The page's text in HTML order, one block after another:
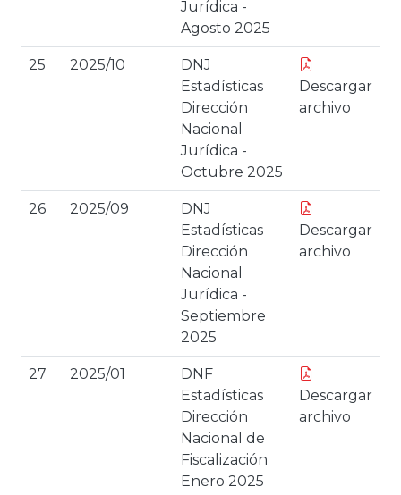
Jurídica -
Agosto 2025
25 2025/10
DNJ
Estadísticas
Dirección
Nacional
Jurídica -
Octubre 2025
Descargar
archivo
26 2025/09
DNJ
Estadísticas
Dirección
Nacional
Jurídica -
Septiembre
2025
Descargar
archivo
27 2025/01
DNF
Estadísticas
Dirección
Nacional de
Fiscalización
Enero 2025
Descargar
archivo